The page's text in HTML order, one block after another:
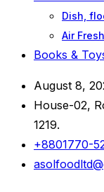
Dish,
Air
Books &
August 8,
House-02,
1219.
+8801770-